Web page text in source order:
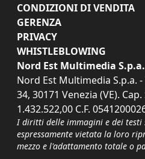
CONDIZIONI DI VENDITA
GERENZA
PRIVACY
WHISTLEBLOWING
Nord Est Multimedia S.p.a.
Nord Est Multimedia S.p.a.
34, 30171 Venezia (VE).
1.432.522,00 C.F.
I diritti delle immagini e dei testi
espressamente vietata la loro
mezzo e l'adattamento totale o